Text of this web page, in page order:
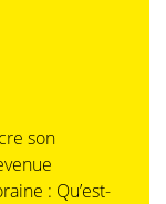
son
: Qu’est-